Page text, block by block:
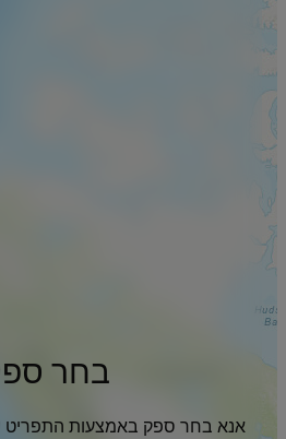
בחר
אנא בחר ספק באמצעות התפריט